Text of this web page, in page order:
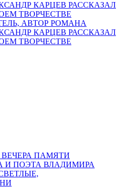
АВТОР РОМАНА
КАРЦЕВ РАССКАЗАЛ
ТВОРЧЕСТВЕ
ПАМЯТИ
И ПОЭТА ВЛАДИМИРА